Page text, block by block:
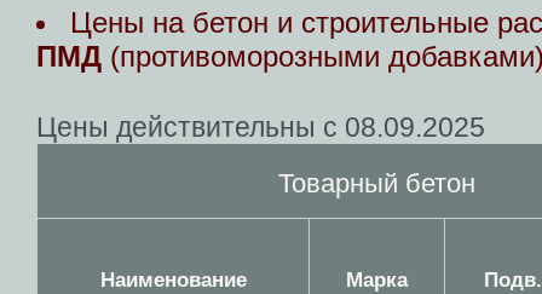
Цены на бетон и строительные
ПМД (противоморозными
Цены действительны с 08.09.2025
Товарный бетон
Наименование Марка Подв.